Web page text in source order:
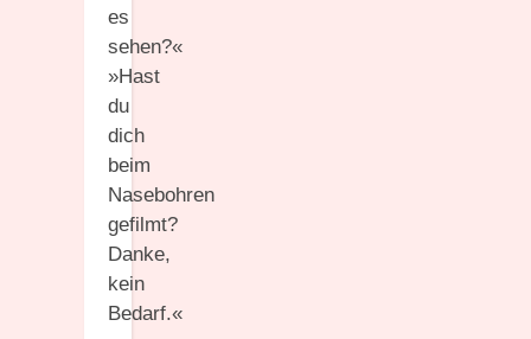
es
sehen?«
»Hast
du
dich
beim
Nasebohren
gefilmt?
Danke,
kein
Bedarf.«